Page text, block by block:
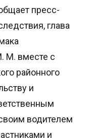
пресс-
глава
М. вместе с
районного
и
водителем
и